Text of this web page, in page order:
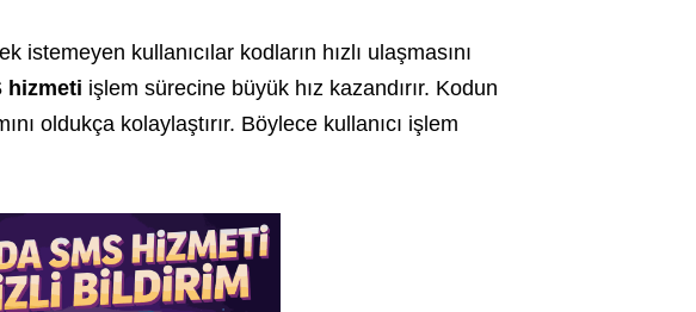
kullanıcılar kodların hızlı ulaşmasını
hizmeti işlem sürecine büyük hız kazandırır. Kodun
oldukça kolaylaştırır. Böylece kullanıcı işlem